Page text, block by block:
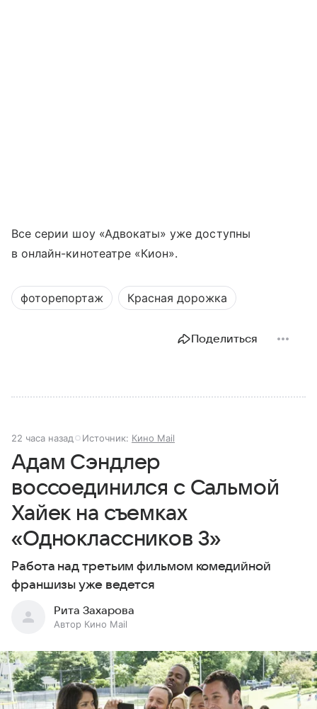
Все серии шоу «Адвокаты» уже доступны
в онлайн-кинотеатре «Кион».
фоторепортаж Красная дорожка
Поделиться
22 часа назад Источник: Кино Mail
Адам Сэндлер
воссоединился с Сальмой
Хайек на съемках
«Одноклассников 3»
Работа над третьим фильмом комедийной
франшизы уже ведется
Рита Захарова
Автор Кино Mail